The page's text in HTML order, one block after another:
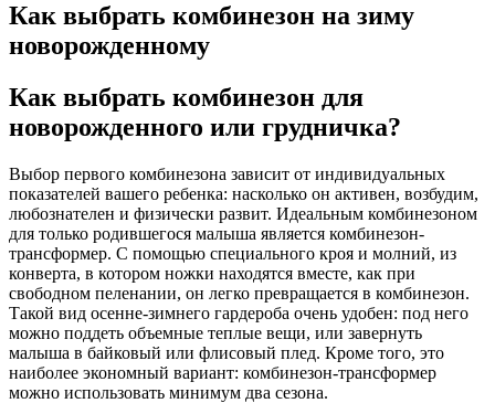
Как выбрать комбинезон на зиму
новорожденному
Как выбрать комбинезон для
новорожденного или грудничка?
Выбор первого комбинезона зависит от индивидуальных
показателей вашего ребенка: насколько он активен, возбудим,
любознателен и физически развит. Идеальным комбинезоном
для только родившегося малыша является комбинезон-
трансформер. С помощью специального кроя и молний, из
конверта, в котором ножки находятся вместе, как при
свободном пеленании, он легко превращается в комбинезон.
Такой вид осенне-зимнего гардероба очень удобен: под него
можно поддеть объемные теплые вещи, или завернуть
малыша в байковый или флисовый плед. Кроме того, это
наиболее экономный вариант: комбинезон-трансформер
можно использовать минимум два сезона.